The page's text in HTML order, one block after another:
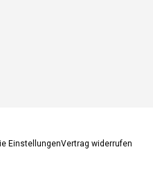
EinstellungenVertrag widerrufen